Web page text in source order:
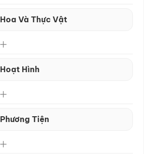
Hoa Và Thực Vật
Hoạt Hình
Phương Tiện